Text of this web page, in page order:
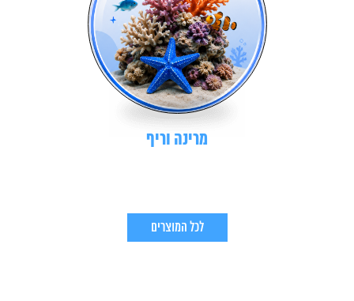
מרינה וריף
לכל המוצרים